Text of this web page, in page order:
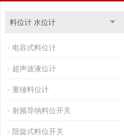
料位计 水位计
电容式料位计
超声波液位计
重锤料位计
射频导纳料位开关
阻旋式料位开关